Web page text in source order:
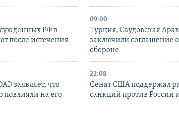
РФ в
после истечения
09:00
Турция, Саудовская
заключили соглашение
обороне
заявляет, что
повлияли на его
22:08
Сенат США поддержал
санкций против России